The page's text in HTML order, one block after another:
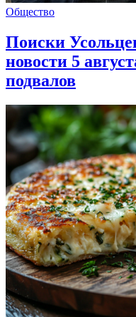
Общество
Поиски
новости 5
подвалов